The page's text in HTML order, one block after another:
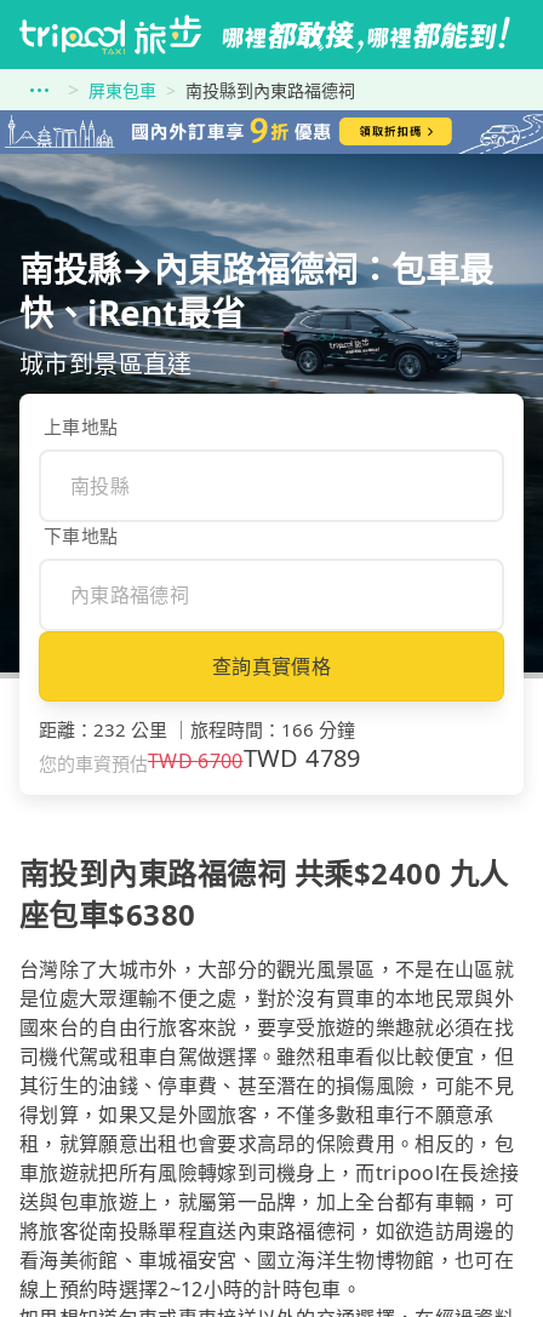
屏東包車 南投縣到內東路福德祠
南投縣→內東路福德祠：包車最
快、iRent最省
城市到景區直達
上車地點
下車地點
查詢真實價格
距離 ： 232 公里 旅程時間 ： 166 分鐘
您的車資預估TWD6700TWD4789
南投到內東路福德祠 共乘$2400 九人
座包車$6380
台灣除了大城市外，大部分的觀光風景區，不是在山區就
是位處大眾運輸不便之處，對於沒有買車的本地民眾與外
國來台的自由行旅客來說，要享受旅遊的樂趣就必須在找
司機代駕或租車自駕做選擇。雖然租車看似比較便宜，但
其衍生的油錢、停車費、甚至潛在的損傷風險，可能不見
得划算，如果又是外國旅客，不僅多數租車行不願意承
租，就算願意出租也會要求高昂的保險費用。相反的，包
車旅遊就把所有風險轉嫁到司機身上，而tripool在長途接
送與包車旅遊上，就屬第一品牌，加上全台都有車輛，可
將旅客從南投縣單程直送內東路福德祠，如欲造訪周邊的
看海美術館、車城福安宮、國立海洋生物博物館，也可在
線上預約時選擇2~12小時的計時包車。